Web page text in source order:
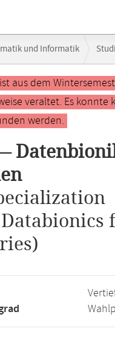
und Informatik
aus dem
veraltet. Es konnte
werden.